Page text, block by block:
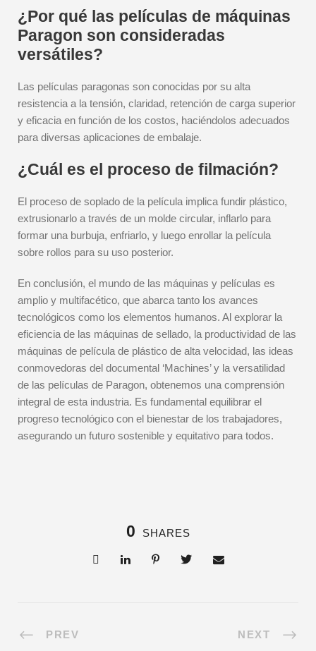
¿Por qué las películas de máquinas
Paragon son consideradas
versátiles?
Las películas paragonas son conocidas por su alta
resistencia a la tensión, claridad, retención de carga superior
y eficacia en función de los costos, haciéndolos adecuados
para diversas aplicaciones de embalaje.
¿Cuál es el proceso de filmación?
El proceso de soplado de la película implica fundir plástico,
extrusionarlo a través de un molde circular, inflarlo para
formar una burbuja, enfriarlo, y luego enrollar la película
sobre rollos para su uso posterior.
En conclusión, el mundo de las máquinas y películas es
amplio y multifacético, que abarca tanto los avances
tecnológicos como los elementos humanos. Al explorar la
eficiencia de las máquinas de sellado, la productividad de las
máquinas de película de plástico de alta velocidad, las ideas
conmovedoras del documental ‘Machines’ y la versatilidad
de las películas de Paragon, obtenemos una comprensión
integral de esta industria. Es fundamental equilibrar el
progreso tecnológico con el bienestar de los trabajadores,
asegurando un futuro sostenible y equitativo para todos.
0 SHARES
PREV NEXT